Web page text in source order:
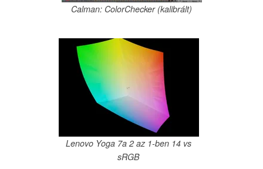
Calman: ColorChecker (kalibrált)
Lenovo Yoga 7a 2 az 1-ben 14 vs
sRGB